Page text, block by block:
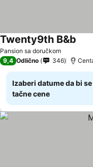
Pansion sa doručkom
Twenty9th B&b
9,4 Odlično 346
Izaberi datume da bi
tačne cene